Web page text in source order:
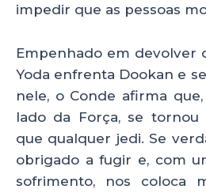
impedir que as pessoas
Empenhado em devolver
Yoda enfrenta Dookan e
nele, o Conde afirma
lado da Força, se
que qualquer jedi. Se
obrigado a fugir e, com
sofrimento, nos coloca